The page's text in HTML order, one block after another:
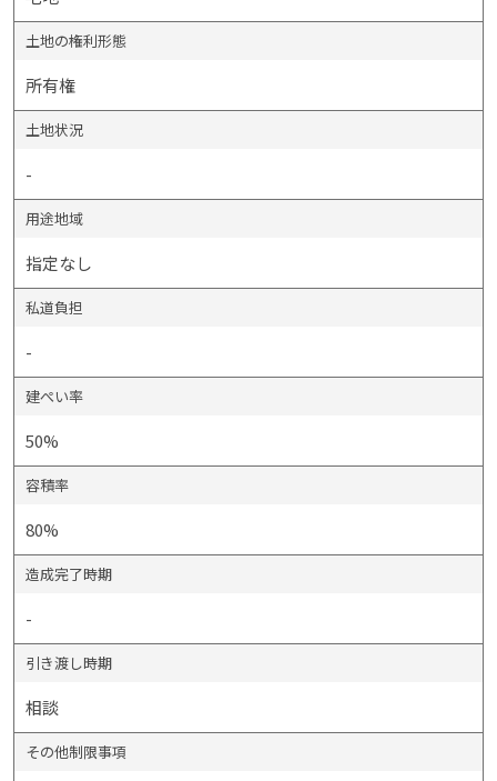
土地の権利形態
所有権
土地状況
-
用途地域
指定なし
私道負担
-
建ぺい率
50%
容積率
80%
造成完了時期
-
引き渡し時期
相談
その他制限事項